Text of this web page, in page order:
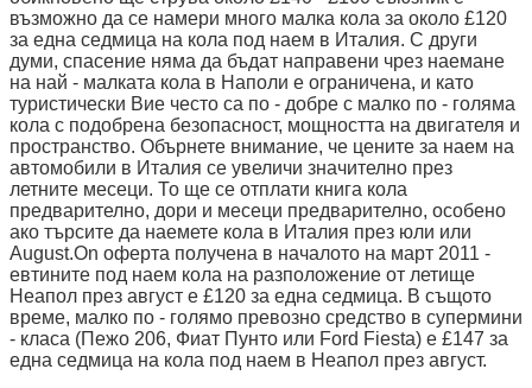
възможно да се намери много малка кола за около £120
за една седмица на кола под наем в Италия. С други
думи, спасение няма да бъдат направени чрез наемане
на най - малката кола в Наполи е ограничена, и като
туристически Вие често са по - добре с малко по - голяма
кола с подобрена безопасност, мощността на двигателя и
пространство. Обърнете внимание, че цените за наем на
автомобили в Италия се увеличи значително през
летните месеци. То ще се отплати книга кола
предварително, дори и месеци предварително, особено
ако търсите да наемете кола в Италия през юли или
August.On оферта получена в началото на март 2011 -
евтините под наем кола на разположение от летище
Неапол през август е £120 за една седмица. В същото
време, малко по - голямо превозно средство в супермини
- класа (Пежо 206, Фиат Пунто или Ford Fiesta) е £147 за
една седмица на кола под наем в Неапол през август.